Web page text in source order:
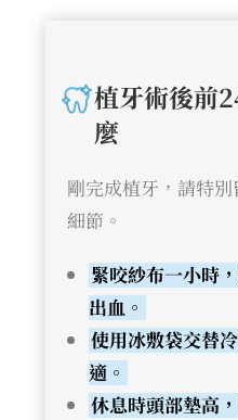
植牙術後前
麼
剛完成植牙，請特
細節。
緊咬紗布一小時
出血。
使用冰敷袋交替
適。
休息時頭部墊高